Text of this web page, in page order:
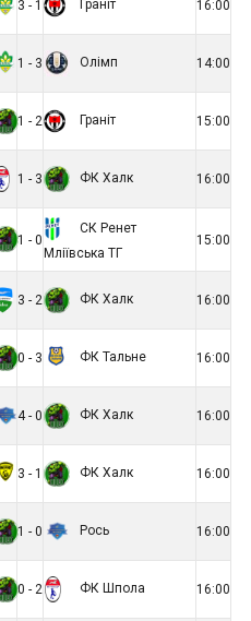
3 - 1 Граніт 16:00
1 - 3 Олімп 14:00
1 - 2 Граніт 15:00
1 - 3 ФК Халк 16:00
1 - 0
СК Ренет
Мліївська ТГ
15:00
3 - 2 ФК Халк 16:00
0 - 3 ФК Тальне 16:00
4 - 0 ФК Халк 16:00
3 - 1 ФК Халк 16:00
1 - 0 Рось 16:00
0 - 2 ФК Шпола 16:00